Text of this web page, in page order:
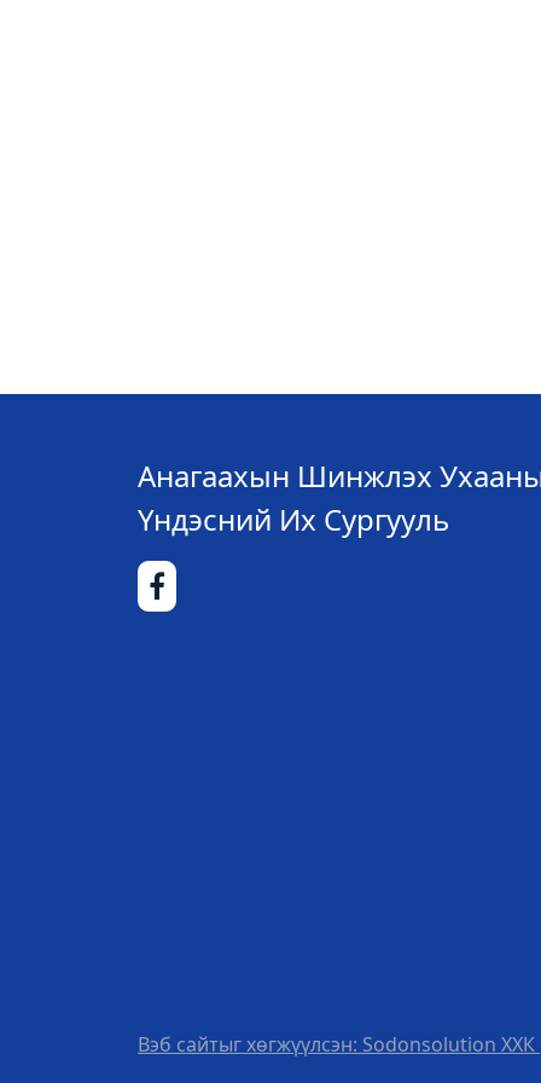
Анагаахын Шинжлэх
Үндэсний Их Сургууль
Вэб сайтыг хөгжүүлсэн: Sodonsolution ХХК